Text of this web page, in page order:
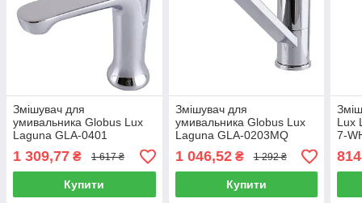
Змішувач для
умивальника Globus Lux
Laguna GLA-0401
1 309,77 ₴ 1 617 ₴
Купити
Змішувач для
умивальника Globus Lux
Laguna GLA-0203MQ
1 046,52₴ 1 292 ₴
Купити
Lux
7-